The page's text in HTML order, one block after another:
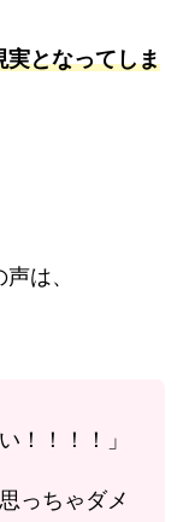
実となってしま
は、
！！！！」
っちゃダメ